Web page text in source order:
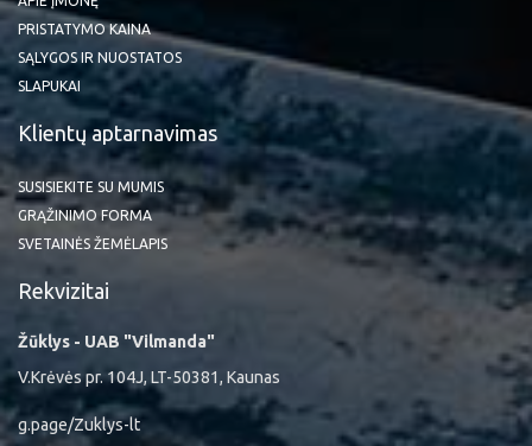
PRISTATYMO KAINA
SĄLYGOS IR NUOSTATOS
SLAPUKAI
Klientų aptarnavimas
SUSISIEKITE SU MUMIS
GRĄŽINIMO FORMA
SVETAINĖS ŽEMĖLAPIS
Rekvizitai
Žūklys - UAB "Vilmanda"
V.Krėvės pr. 104J, LT-50381, Kaunas
g.page/Zuklys-lt